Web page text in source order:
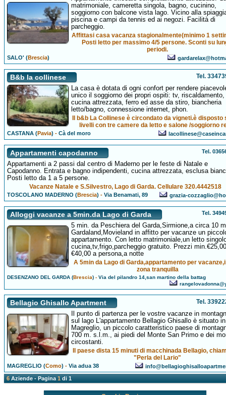
matrimoniale, cameretta singola, bagno, cucinino,
soggiorno con balcone vista lago. Vicino alla
piscina e campi da tennis ed ai negozi. Facilità di
parcheggio.
Affittasi casa vacanza stagionalmente(minimo 1
Posti letto per massimo 4/5 persone. Sconti su
periodi.
SALO' (Brescia)
B&b la collinese Tel.
La casa è dotata di ogni confort per rendere
unico il soggiorno dei propri ospiti: tv, riscaldamento,
cucina attrezzata, ferro ed asse da stiro, biancheria
letto/bagno, connessione internet, phon.
Il b&b La Collinese è circondato da vigneti.è disposto
livelli con tre camere da letto e salone /soggiorno
CASTANA (Pavia) -Cà del moro
Appartamenti capodanno Tel.
Appartamenti a 2 passi dal centro di Maderno per le feste di Natale e
Capodanno. Entrata e bagno indipendenti, cucina attrezzata, esclusa
Posti letto da 1 a 5 persone.
Vacanze Natale e S.Silvestro, Lago di Garda. Cellulare 320.4442518
TOSCOLANO MADERNO (Brescia) -Via Benamati, 89 grazia-
Alloggi vacanze a 5min.da Lago di Garda Tel.
5 min. da Peschiera del Garda,Sirmione,a circa 10
Gardaland,Movieland in affitto per vacanze un
appartamento. Con letto matrimoniale,un letto
cucina,tv,frigo,parcheggio gratuito. Prezzi
€40,00 a persona,a notte
A 5min da Lago di Garda,appartamento per
zona tranquilla
DESENZANO DEL GARDA (Brescia) -Via del pilandro 14,san martino della battag
Bellagio Ghisallo Apartment Tel.
Il punto di partenza per le vostre vacanze in
sul lago L'appartamento Bellagio Ghisallo è situato in
Magreglio, un piccolo caratteristico paese di
700 m. s.l.m., ai piedi del Monte San Primo e dei
circostanti.
Il paese dista 15 minuti di macchinada Bellagio,
"Perla del Lario"
MAGREGLIO (Como) -Via adua 38
6Aziende - Pagina1di 1